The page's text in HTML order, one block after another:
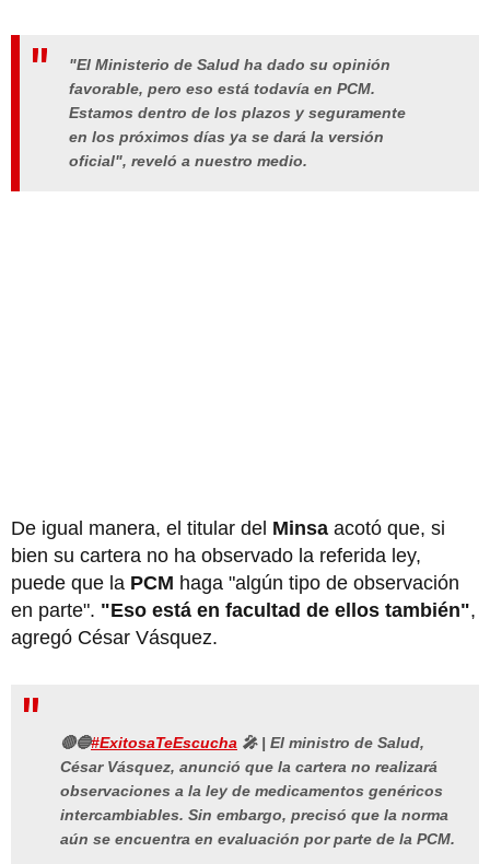
"El Ministerio de Salud ha dado su opinión
favorable, pero eso está todavía en PCM.
Estamos dentro de los plazos y seguramente
en los próximos días ya se dará la versión
oficial", reveló a nuestro medio.
De igual manera, el titular del Minsa acotó que, si
bien su cartera no ha observado la referida ley,
puede que la PCM haga "algún tipo de observación
en parte". "Eso está en facultad de ellos también",
agregó César Vásquez.
🔴🔵#ExitosaTeEscucha 🎤 | El ministro de Salud,
César Vásquez, anunció que la cartera no realizará
observaciones a la ley de medicamentos genéricos
intercambiables. Sin embargo, precisó que la norma
aún se encuentra en evaluación por parte de la PCM.